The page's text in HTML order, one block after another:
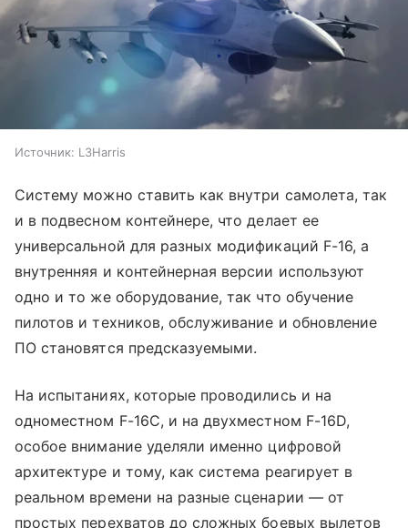
Источник: L3Harris
Систему можно ставить как внутри самолета, так
и в подвесном контейнере, что делает ее
универсальной для разных модификаций F-16, а
внутренняя и контейнерная версии используют
одно и то же оборудование, так что обучение
пилотов и техников, обслуживание и обновление
ПО становятся предсказуемыми.
На испытаниях, которые проводились и на
одноместном F-16C, и на двухместном F-16D,
особое внимание уделяли именно цифровой
архитектуре и тому, как система реагирует в
реальном времени на разные сценарии — от
простых перехватов до сложных боевых вылетов